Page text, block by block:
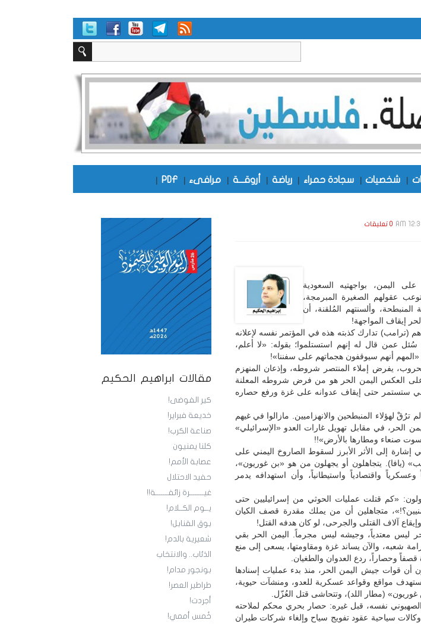
| شخصيات | سجادة حمراء | رياضة | أروقـــة | مرافىء |
PDF
|
مقالات ابراهيم الحكيم
كير الفوضى!
خديعة فبراير!
صناعة الكرب!
كلنا يمنيون
عصابة الأمم!
حفيد الاحتلال
غيــــــــرة زائفـــــــة!!
يــوم الكــلام!
بوق القنابل!
شعيرية بالدم!
الذئاب.. والانتخاب
بونجور مدام!
طراطير العصر!
أجردت!
خُمس أممي!
0 تعليقات
اليمن، بواجهتيه السعودية
عقولهم الصغيرة المبرمجة،
وألسنتهم المُلقنة، أن
إيقاف المواجهة!
(ترامب) تدارك كذبته هذه في المؤتمر نفسه لإعلانه
عمن قال له إنهم استستلموا؛ بقوله: «لا أعلم،
أنهم سيوقفون هجماتهم على سفننا»!
يفرض إملاء المنتصر شروطه، وإذعان المنهزم
العكس اليمن الحر هو من فرض شروطه المعلنة
ستستمر حتى إيقاف عدوانه على غزة ورفع حصاره
ترُقْ لهؤلاء المنبطحين والانهزاميين. مازالوا في غيهم
الحر، في مقابل تهويل غارات العدو «الإسرائيلي»
صنعاء ومطارها بالأرض»!!
إلى الأثر الأبرز لسقوط الصاروخ اليمني على
(يافا). يتجاهلون أو يجهلون من هو «بن غوريون»،
واقتصادياً واستيطانياً، وأن استهدافه يدمر
«كم قتلت عمليات الحوثي من إسرائيليين حتى
متجاهلين أن من يملك مقدرة قصف الكيان
آلاف القتلى والجرحى، لو كان هدفه القتل!
ليس معتدياً، وجيشه ليس مجرماً. اليمن الحر بقي
شعبه، والآن يساند غزة ومقاومتها، يسعى إلى منع
قصفاً وحصاراً، ردع العدوان والطغيان.
قوات جيش اليمن الحر، منذ بدء عمليات إسنادها
مواقع وقواعد عسكرية للعدو، ومنشآت حيوية،
(مطار اللد)، وتتحاشى قتل العُزّل.
الصهيوني نفسه، قبل غيره: حصار بحري محكم لملاحته
وكالات سياحية عقود تفويج سياح وإلغاء شركات طيران